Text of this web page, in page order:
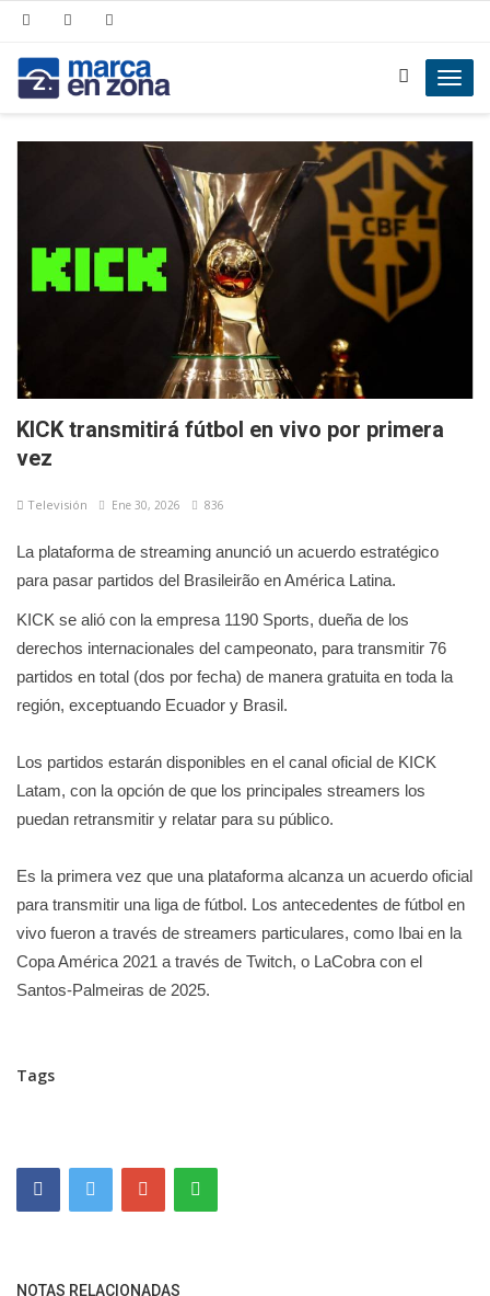
KICK transmitirá fútbol en vivo por primera
vez
Televisión Ene 30, 2026 836
La plataforma de streaming anunció un acuerdo estratégico
para pasar partidos del Brasileirão en América Latina.
KICK se alió con la empresa 1190 Sports, dueña de los
derechos internacionales del campeonato, para transmitir 76
partidos en total (dos por fecha) de manera gratuita en toda la
región, exceptuando Ecuador y Brasil.
Los partidos estarán disponibles en el canal oficial de KICK
Latam, con la opción de que los principales streamers los
puedan retransmitir y relatar para su público.
Es la primera vez que una plataforma alcanza un acuerdo oficial
para transmitir una liga de fútbol. Los antecedentes de fútbol en
vivo fueron a través de streamers particulares, como Ibai en la
Copa América 2021 a través de Twitch, o LaCobra con el
Santos-Palmeiras de 2025.
Tags
NOTAS RELACIONADAS